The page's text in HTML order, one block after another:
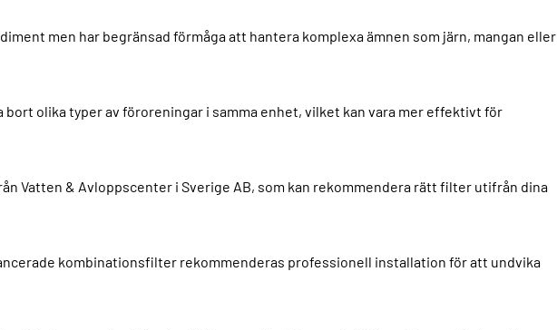
men har begränsad förmåga att hantera komplexa ämnen som järn, mangan eller
olika typer av föroreningar i samma enhet, vilket kan vara mer effektivt för
Vatten & Avloppscenter i Sverige AB, som kan rekommendera rätt filter utifrån dina
kombinationsfilter rekommenderas professionell installation för att undvika